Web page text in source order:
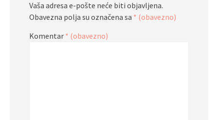
Vaša adresa e-pošte neće biti objavljena.
Obavezna polja su označena sa * (obavezno)
Komentar * (obavezno)